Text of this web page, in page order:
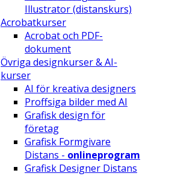
Illustrator (distanskurs)
Acrobatkurser
Acrobat och PDF-
dokument
Övriga designkurser & AI-
kurser
AI för kreativa designers
Proffsiga bilder med AI
Grafisk design för
företag
Grafisk Formgivare
Distans - onlineprogram
Grafisk Designer Distans